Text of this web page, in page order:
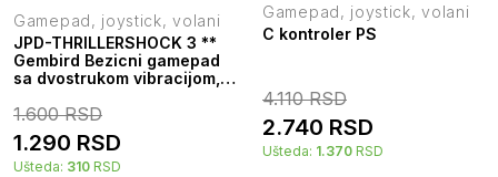
Gamepad, joystick, volani
JPD-THRILLERSHOCK 3 **
Gembird Bezicni gamepad
sa dvostrukom vibracijom,
1.600RSD
1.290 RSD
Ušteda: 310 RSD
Gamepad, joystick, volani
C kontroler PS
4.110RSD
2.740 RSD
Ušteda: 1.370 RSD